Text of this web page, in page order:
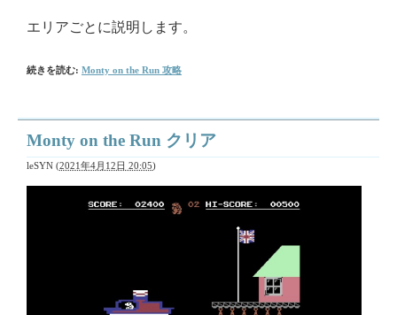
エリアごとに説明します。
続きを読む: Monty on the Run 攻略
Monty on the Run クリア
leSYN (2021年4月12日 20:05)